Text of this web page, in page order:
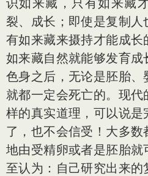
识如来藏，只有如来藏
裂、成长；即使是复制
有如来藏来摄持才能成
如来藏自然就能够发育
色身之后，无论是胚胎、
就都一定会死亡的。现
样的真实道理，可以说
了，也不会信受！大多
地由受精卵或者是胚胎
至认为：自己研究出来的